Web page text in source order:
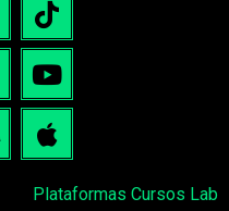
Plataformas Cursos Lab